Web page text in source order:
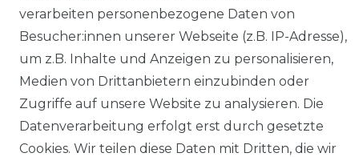
* inkl. ges. MwSt. zzgl. Versandkosten
verarbeiten personenbezogene Daten von
Besucher:innen unserer Webseite (z.B. IP-Adresse),
um z.B. Inhalte und Anzeigen zu personalisieren,
Medien von Drittanbietern einzubinden oder
Zugriffe auf unsere Website zu analysieren. Die
Datenverarbeitung erfolgt erst durch gesetzte
Cookies. Wir teilen diese Daten mit Dritten, die wir